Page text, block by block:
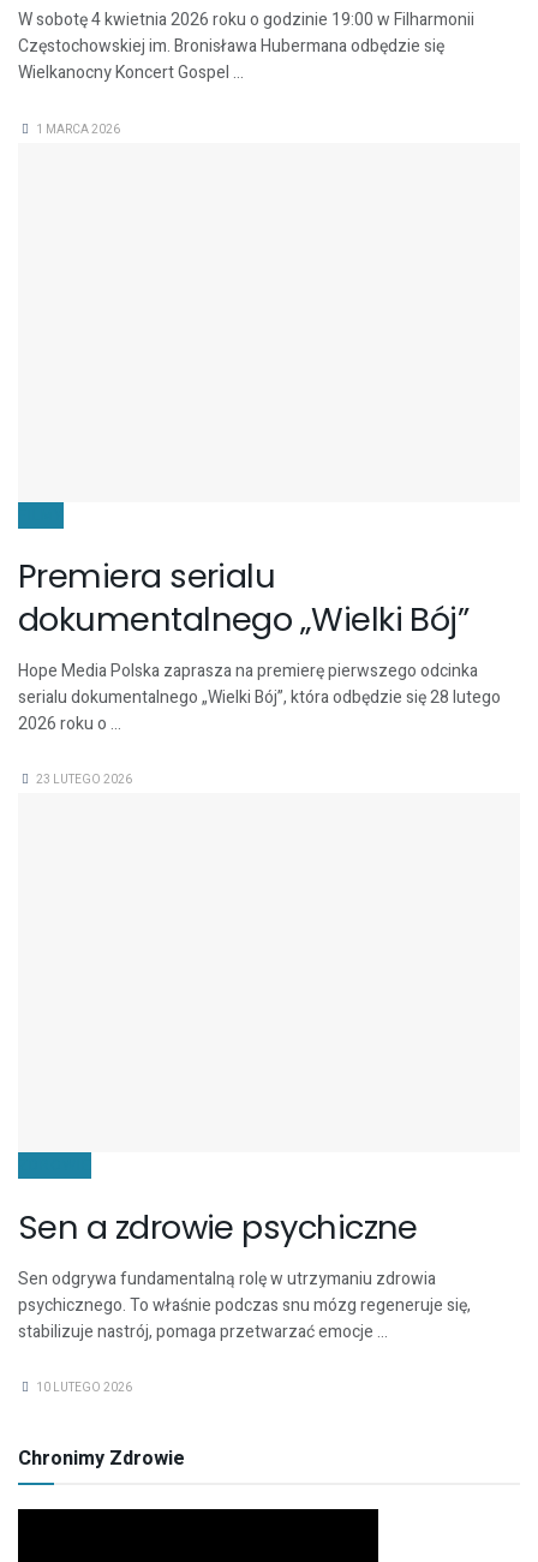
W sobotę 4 kwietnia 2026 roku o godzinie 19:00 w Filharmonii
Częstochowskiej im. Bronisława Hubermana odbędzie się
Wielkanocny Koncert Gospel ...
1 MARCA 2026
Premiera serialu
dokumentalnego „Wielki Bój”
Hope Media Polska zaprasza na premierę pierwszego odcinka
serialu dokumentalnego „Wielki Bój”, która odbędzie się 28 lutego
2026 roku o ...
23 LUTEGO 2026
Sen a zdrowie psychiczne
Sen odgrywa fundamentalną rolę w utrzymaniu zdrowia
psychicznego. To właśnie podczas snu mózg regeneruje się,
stabilizuje nastrój, pomaga przetwarzać emocje ...
10 LUTEGO 2026
Chronimy Zdrowie